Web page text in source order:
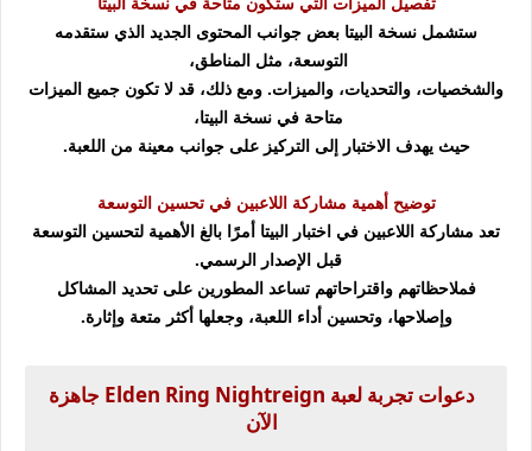
ستشمل نسخة البيتا بعض جوانب المحتوى الجديد الذي ستقدمه
التوسعة، مثل المناطق،
والشخصيات، والتحديات، والميزات. ومع ذلك، قد لا تكون جميع الميزات
متاحة في نسخة البيتا،
حيث يهدف الاختبار إلى التركيز على جوانب معينة من اللعبة.
توضيح أهمية مشاركة اللاعبين في تحسين التوسعة
تعد مشاركة اللاعبين في اختبار البيتا أمرًا بالغ الأهمية لتحسين التوسعة
قبل الإصدار الرسمي.
فملاحظاتهم واقتراحاتهم تساعد المطورين على تحديد المشاكل
وإصلاحها، وتحسين أداء اللعبة، وجعلها أكثر متعة وإثارة.
دعوات تجربة لعبة Elden Ring Nightreign جاهزة
الآن